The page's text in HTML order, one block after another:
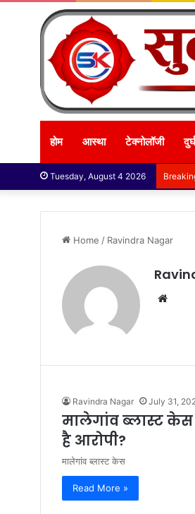
होम आस्था टेक्नोलॉजी
Tuesday, August 4 2026
Home / Ravindra Nagar
Ravindra Nagar July 31,
मालेगांव ब्लास्ट केस
है आरोपी?
मालेगांव ब्लास्ट केस
Read More »